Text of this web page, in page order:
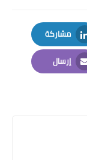
مشاركة
LinkedIn
إرسال
Email